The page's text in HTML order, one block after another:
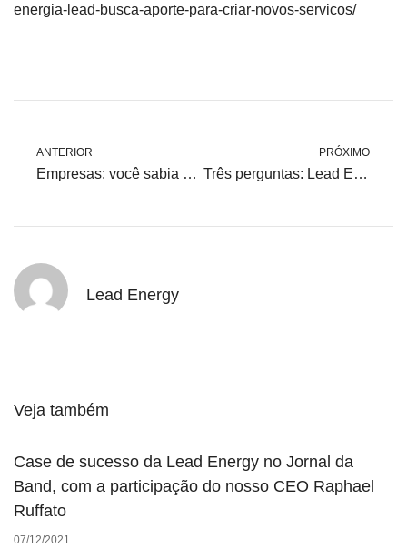
energia-lead-busca-aporte-para-criar-novos-servicos/
ANTERIOR
Empresas: você sabia que é possível recuperar mais de 90% do valor pago em impostos nas contas de energia?
PRÓXIMO
Três perguntas: Lead Energy e soluções energéticas para PMEs
Lead Energy
Veja também
Case de sucesso da Lead Energy no Jornal da
Band, com a participação do nosso CEO Raphael
Ruffato
07/12/2021